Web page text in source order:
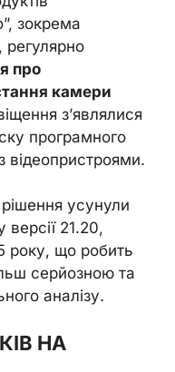
зокрема
про
камери
з’являлися
програмного
усунули
версії 21.20,
року, що робить
серйозною та
аналізу.
НА